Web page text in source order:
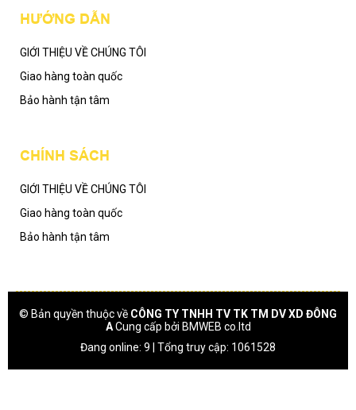
HƯỚNG DẪN
GIỚI THIỆU VỀ CHÚNG TÔI
Giao hàng toàn quốc
Bảo hành tận tâm
CHÍNH SÁCH
GIỚI THIỆU VỀ CHÚNG TÔI
Giao hàng toàn quốc
Bảo hành tận tâm
© Bản quyền thuộc về CÔNG TY TNHH TV TK TM DV XD ĐÔNG
ACung cấp bởi BMWEB co.ltd
Đang online: 9 | Tổng truy cập: 1061528